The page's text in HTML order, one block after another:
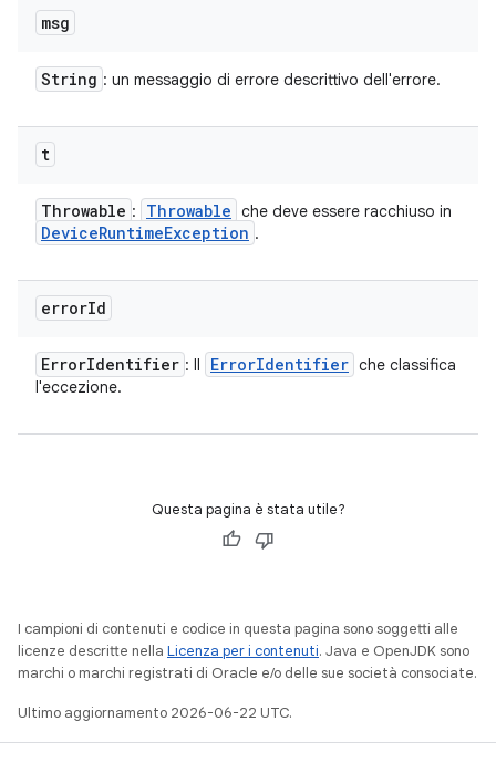
msg
String : un messaggio di errore descrittivo dell'errore.
t
Throwable : Throwable che deve essere racchiuso in
DeviceRuntimeException .
errorId
ErrorIdentifier : Il ErrorIdentifier che classifica
l'eccezione.
Questa pagina è stata utile?
I campioni di contenuti e codice in questa pagina sono soggetti alle
licenze descritte nella Licenza per i contenuti. Java e OpenJDK sono
marchi o marchi registrati di Oracle e/o delle sue società consociate.
Ultimo aggiornamento 2026-06-22 UTC.